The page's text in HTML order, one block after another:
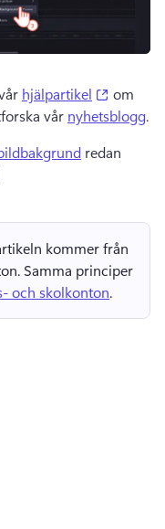
hjälpartikel (opens
om
vår nyhetsblogg
redan
kommer från
Samma principer
och skolkonton.